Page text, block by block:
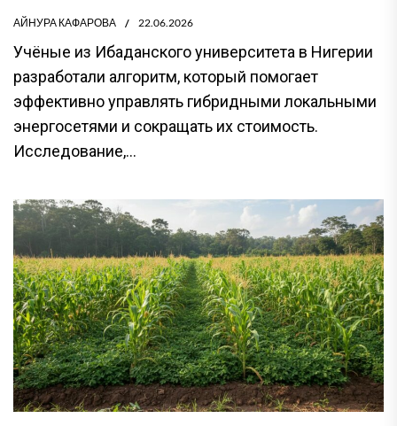
АЙНУРА КАФАРОВА 22.06.2026
Учёные из Ибаданского университета в Нигерии
разработали алгоритм, который помогает
эффективно управлять гибридными локальными
энергосетями и сокращать их стоимость.
Исследование,...